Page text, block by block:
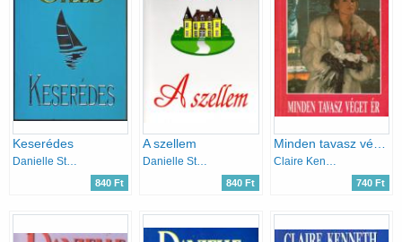
Keserédes
Danielle Steel
840 Ft
A szellem
Danielle Steel
840 Ft
Minden tavasz véget ér
740 Ft